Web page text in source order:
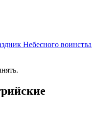
Небесного воинства